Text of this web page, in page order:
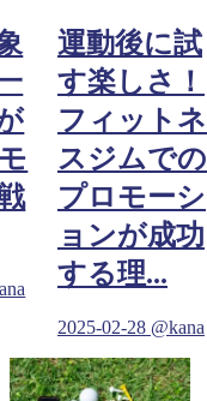
運動後に試
す楽しさ！
フィットネ
スジムでの
プロモーシ
ョンが成功
する理...
2025-02-28 @kana